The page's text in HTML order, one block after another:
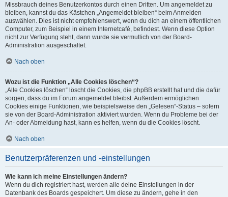
Missbrauch deines Benutzerkontos durch einen Dritten. Um angemeldet zu
bleiben, kannst du das Kästchen „Angemeldet bleiben“ beim Anmelden
auswählen. Dies ist nicht empfehlenswert, wenn du dich an einem öffentlichen
Computer, zum Beispiel in einem Internetcafé, befindest. Wenn diese Option
nicht zur Verfügung steht, dann wurde sie vermutlich von der Board-
Administration ausgeschaltet.
Nach oben
Wozu ist die Funktion „Alle Cookies löschen“?
„Alle Cookies löschen“ löscht die Cookies, die phpBB erstellt hat und die dafür
sorgen, dass du im Forum angemeldet bleibst. Außerdem ermöglichen
Cookies einige Funktionen, wie beispielsweise den „Gelesen“-Status – sofern
sie von der Board-Administration aktiviert wurden. Wenn du Probleme bei der
An- oder Abmeldung hast, kann es helfen, wenn du die Cookies löscht.
Nach oben
Benutzerpräferenzen und -einstellungen
Wie kann ich meine Einstellungen ändern?
Wenn du dich registriert hast, werden alle deine Einstellungen in der
Datenbank des Boards gespeichert. Um diese zu ändern, gehe in den